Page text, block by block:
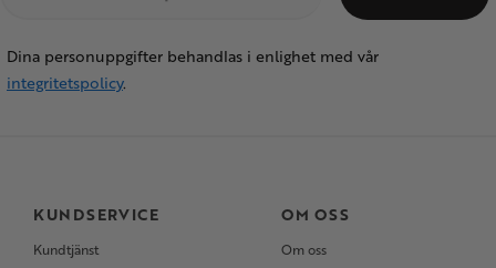
Dina personuppgifter behandlas i enlighet med vår
integritetspolicy.
KUNDSERVICE
Kundtjänst
OM OSS
Om oss